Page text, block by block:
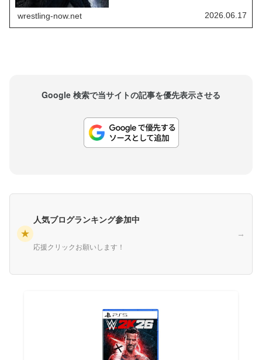
局）とあの政権全体のことだよ」と投稿。WWEと
トランプ政権の親密さ、トランプとICEの反移民政
wrestling-now.net 2026.06.17
Google 検索で当サイトの記事を優先表示させる
★
人気ブログランキング参加中
応援クリックお願いします！
→